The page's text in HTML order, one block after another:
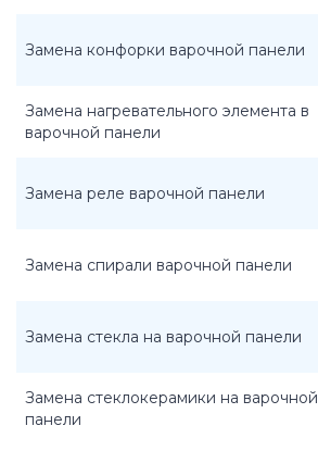
Замена конфорки варочной панели
Замена нагревательного элемента в
варочной панели
Замена реле варочной панели
Замена спирали варочной панели
Замена стекла на варочной панели
Замена стеклокерамики на варочной
панели